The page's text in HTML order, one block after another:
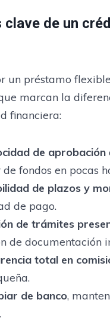
clave de un
un préstamo
marcan la
financiera:
de aprobación
fondos en pocas
de plazos y
de pago.
de trámites
de documentación
total en
de banco,